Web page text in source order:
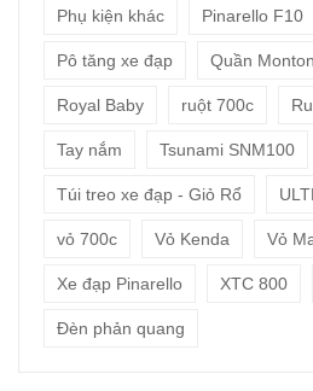
Phụ kiện khác Pinarello F10
Pô tăng xe đạp Quần Monton
Royal Baby ruột 700c
Tay nắm Tsunami SNM100
Túi treo xe đạp - Giỏ Rổ
vỏ 700c Vỏ Kenda Vỏ
Xe đạp Pinarello XTC 800
Đèn phản quang